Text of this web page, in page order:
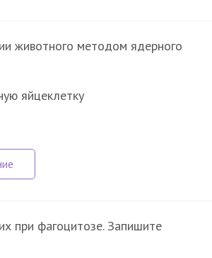
животного методом ядерного
яйцеклетку
при фагоцитозе. Запишите